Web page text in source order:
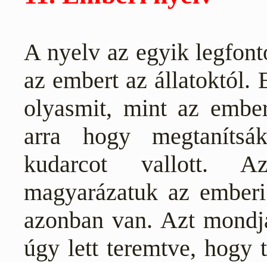
A nyelv az egyik
az embert az állatoktól.
olyasmit, mint az
arra hogy
kudarcot vallott.
magyarázatuk az
azonban van. Azt
úgy lett teremtve, hogy